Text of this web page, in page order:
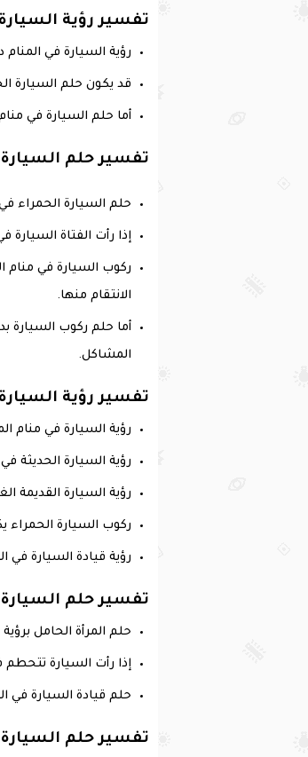
تفسير رؤية
رؤية السيارة في
قد يكون حلم السيارة
أما حلم السيارة في
تفسير حلم السيارة
حلم السيارة الحمراء
إذا رأت الفتاة
ركوب السيارة في
الانتقام منها.
أما حلم ركوب السيارة
المشاكل.
تفسير رؤية
رؤية السيارة في منام
رؤية السيارة الحديثة
رؤية السيارة القديمة
ركوب السيارة الحمراء
رؤية قيادة السيارة في
تفسير حلم
حلم المرأة الحامل
إذا رأت السيارة
حلم قيادة السيارة في
تفسير حلم